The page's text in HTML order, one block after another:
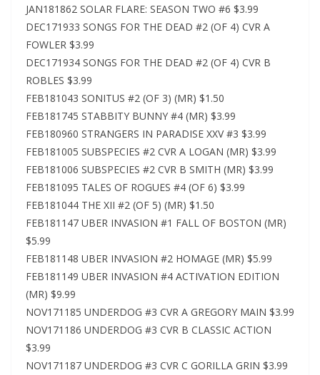
JAN181862 SOLAR FLARE: SEASON TWO #6 $3.99
DEC171933 SONGS FOR THE DEAD #2 (OF 4) CVR A
FOWLER $3.99
DEC171934 SONGS FOR THE DEAD #2 (OF 4) CVR B
ROBLES $3.99
FEB181043 SONITUS #2 (OF 3) (MR) $1.50
FEB181745 STABBITY BUNNY #4 (MR) $3.99
FEB180960 STRANGERS IN PARADISE XXV #3 $3.99
FEB181005 SUBSPECIES #2 CVR A LOGAN (MR) $3.99
FEB181006 SUBSPECIES #2 CVR B SMITH (MR) $3.99
FEB181095 TALES OF ROGUES #4 (OF 6) $3.99
FEB181044 THE XII #2 (OF 5) (MR) $1.50
FEB181147 UBER INVASION #1 FALL OF BOSTON (MR)
$5.99
FEB181148 UBER INVASION #2 HOMAGE (MR) $5.99
FEB181149 UBER INVASION #4 ACTIVATION EDITION
(MR) $9.99
NOV171185 UNDERDOG #3 CVR A GREGORY MAIN $3.99
NOV171186 UNDERDOG #3 CVR B CLASSIC ACTION
$3.99
NOV171187 UNDERDOG #3 CVR C GORILLA GRIN $3.99